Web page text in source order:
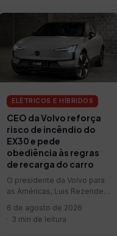
ELÉTRICOS E HÍBRIDOS
CEO da Volvo reforça
risco de incêndio do
EX30 e pede
obediência às regras
de recarga do carro
O presidente da Volvo para
as Américas, Luis Rezende,
do EX30 convocados…
6 de agosto de 2026
3 min de leitura